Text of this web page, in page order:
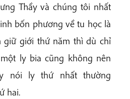
Thầy và chúng tôi nhất
bốn phương về tu học là
giữ giới thứ năm thì dù chỉ
ly bia cũng không nên
nói ly thứ nhất thường
hai.